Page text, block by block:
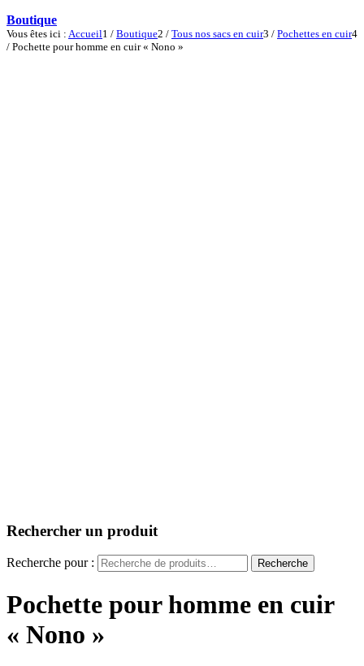
Boutique
Vous êtes ici : Accueil1 / Boutique2 / Tous nos sacs en cuir3 / Pochettes en cuir4
/ Pochette pour homme en cuir « Nono »
Rechercher un produit
Recherche pour : Recherche
Pochette pour homme en cuir
« Nono »